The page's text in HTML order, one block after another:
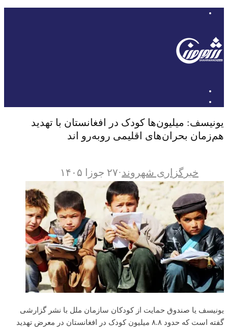
یونیسف: میلیون‌ها کودک در افغانستان با تهدید
هم‌زمان بحران‌های اقلیمی روبه‌رو اند
خبرگزاری شهروند·۲۷ جوزا ۱۴۰۵
یونیسف یا صندوق حمایت از کودکان سازمان ملل با نشر گزارشی
گفته است که حدود ۸.۸ میلیون کودک در افغانستان در معرض تهدید